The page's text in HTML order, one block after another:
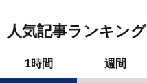
人気記事ランキング
1時間 週間